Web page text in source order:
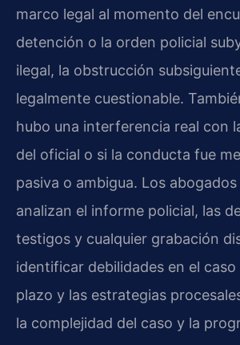
marco legal al momento del
detención o la orden policial
ilegal, la obstrucción
legalmente cuestionable.
hubo una interferencia real con
del oficial o si la conducta fue
pasiva o ambigua. Los
analizan el informe policial, las
testigos y cualquier grabación
identificar debilidades en el caso
plazo y las estrategias
la complejidad del caso y la